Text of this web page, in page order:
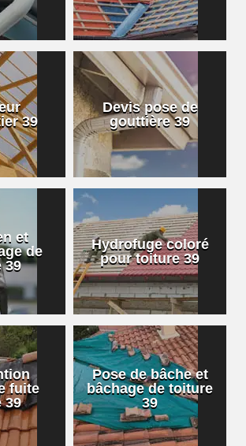
39
Devis pose de
gouttière 39
et
de
39
Hydrofuge coloré
pour toiture 39
fuite
39
Pose de bâche et
bâchage de toiture
39